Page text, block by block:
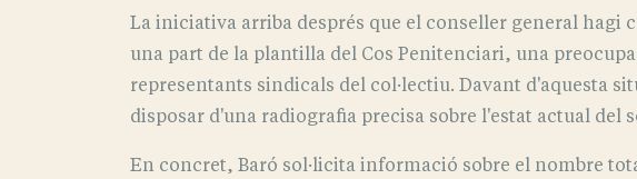
La iniciativa arriba després que el conseller general hagi
una part de la plantilla del Cos Penitenciari, una
representants sindicals del col·lectiu. Davant d'aquesta
disposar d'una radiografia precisa sobre l'estat actual del
En concret, Baró sol·licita informació sobre el nombre